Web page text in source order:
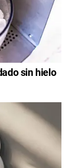
sin hielo